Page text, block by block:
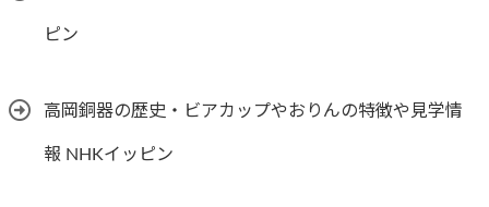
ピン
高岡銅器の歴史・ビアカップやおりんの特徴や見学情
報 NHKイッピン